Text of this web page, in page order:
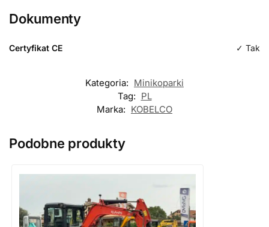
Dokumenty
Certyfikat CE ✓ Tak
Kategoria: Minikoparki
Tag: PL
Marka: KOBELCO
Podobne produkty